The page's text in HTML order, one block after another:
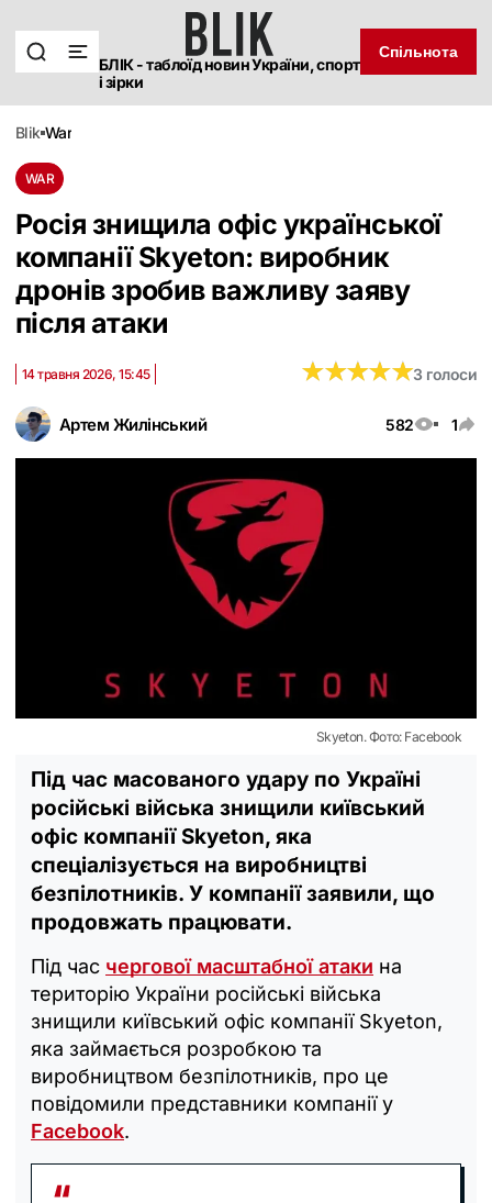
БЛІК - таблоїд новин України, спорт
і зірки
Спільнота
blik war
WAR
Росія знищила офіс української
компанії Skyeton: виробник
дронів зробив важливу заяву
після атаки
Артем Жилінський 582 1
14 травня 2026, 15:45 ★★★★★
★★★★★3 голоси
Skyeton. Фото: Facebook
Під час масованого удару по Україні
російські війська знищили київський
офіс компанії Skyeton, яка
спеціалізується на виробництві
безпілотників. У компанії заявили, що
продовжать працювати.
Під час чергової масштабної атаки на
територію України російські війська
знищили київський офіс компанії Skyeton,
яка займається розробкою та
виробництвом безпілотників, про це
повідомили представники компанії у
Facebook.